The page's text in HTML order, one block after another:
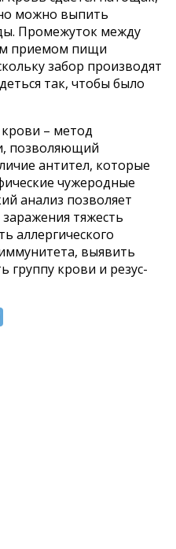
можно выпить
Промежуток между
приемом пищи
забор производят
так, чтобы было
– метод
позволяющий
антител, которые
чужеродные
анализ позволяет
тяжесть
аллергического
выявить
группу крови и резус-